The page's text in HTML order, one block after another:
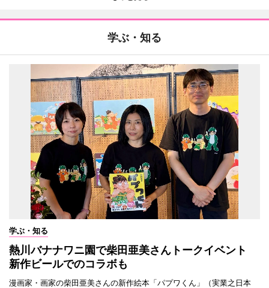
学ぶ・知る
学ぶ・知る
熱川バナナワニ園で柴田亜美さんトークイベント
新作ビールでのコラボも
漫画家・画家の柴田亜美さんの新作絵本「パプワくん」（実業之日本